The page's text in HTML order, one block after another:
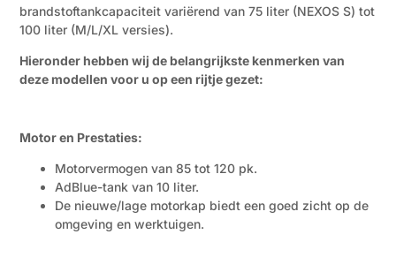
brandstoftankcapaciteit variërend van 75 liter (NEXOS S) tot
100 liter (M/L/XL versies).
Hieronder hebben wij de belangrijkste kenmerken van
deze modellen voor u op een rijtje gezet:
Motor en Prestaties:
Motorvermogen van 85 tot 120 pk.
AdBlue-tank van 10 liter.
De nieuwe/lage motorkap biedt een goed zicht op de
omgeving en werktuigen.